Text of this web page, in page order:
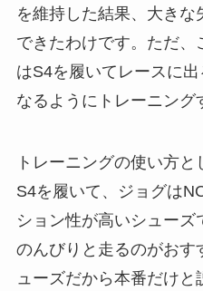
を維持した結果、大き
できたわけです。ただ、
はS4を履いてレースに
なるようにトレーニング
トレーニングの使い方
S4を履いて、ジョグは
ション性が高いシューズ
のんびりと走るのがおす
ューズだから本番だけ